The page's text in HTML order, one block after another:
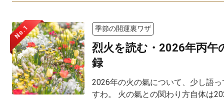
No.1 季節の開運裏ワザ
烈火を読む・2026年丙午
録
2026年の火の氣について、少し語
すわ。 火の氣との関わり方自体は